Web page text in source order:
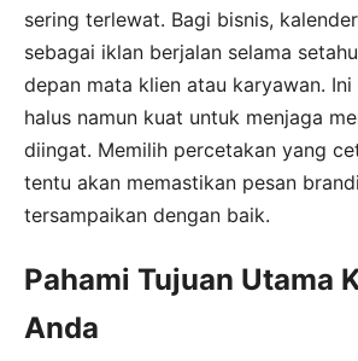
sering terlewat. Bagi bisnis,
sebagai iklan berjalan selama
depan mata klien atau karyawan.
halus namun kuat untuk menjaga
diingat. Memilih percetakan yang
tentu akan memastikan pesan
tersampaikan dengan baik.
Pahami Tujuan Utama
Anda